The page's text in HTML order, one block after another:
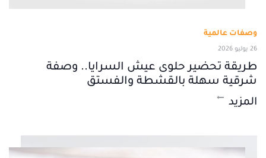
وصفات عالمية
26 يوليو 2026
طريقة تحضير حلوى عيش السرايا.. وصفة
شرقية سهلة بالقشطة والفستق
المزيد